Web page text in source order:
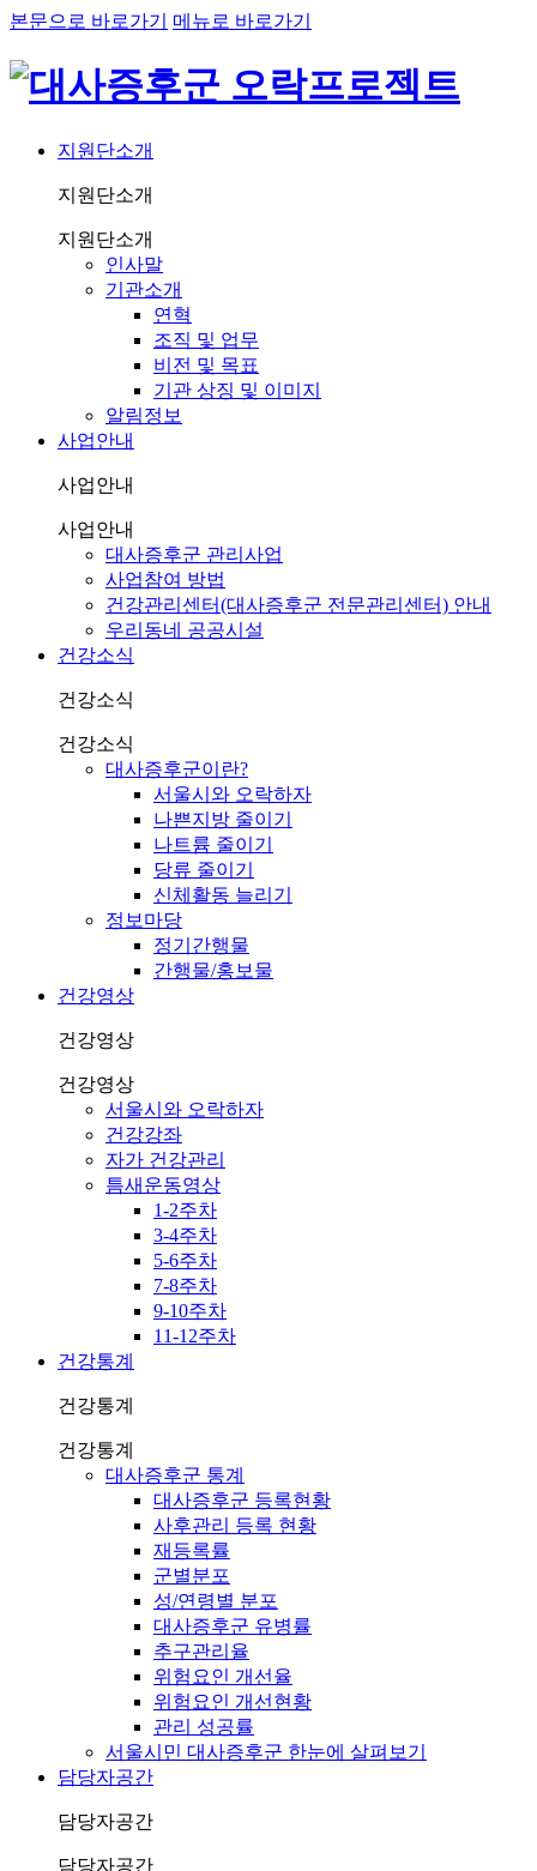
본문으로 바로가기 메뉴로 바로가기
지원단소개
지원단소개
지원단소개
인사말
기관소개
연혁
조직 및 업무
비전 및 목표
기관 상징 및 이미지
알림정보
사업안내
사업안내
사업안내
대사증후군 관리사업
사업참여 방법
건강관리센터(대사증후군 전문관리센터) 안내
우리동네 공공시설
건강소식
건강소식
건강소식
대사증후군이란?
서울시와 오락하자
나쁜지방 줄이기
나트륨 줄이기
당류 줄이기
신체활동 늘리기
정보마당
정기간행물
간행물/홍보물
건강영상
건강영상
건강영상
서울시와 오락하자
건강강좌
자가 건강관리
틈새운동영상
1-2주차
3-4주차
5-6주차
7-8주차
9-10주차
11-12주차
건강통계
건강통계
건강통계
대사증후군 통계
대사증후군 등록현황
사후관리 등록 현황
재등록률
군별분포
성/연령별 분포
대사증후군 유병률
추구관리율
위험요인 개선율
위험요인 개선현황
관리 성공률
서울시민 대사증후군 한눈에 살펴보기
담당자공간
담당자공간
담당자공간